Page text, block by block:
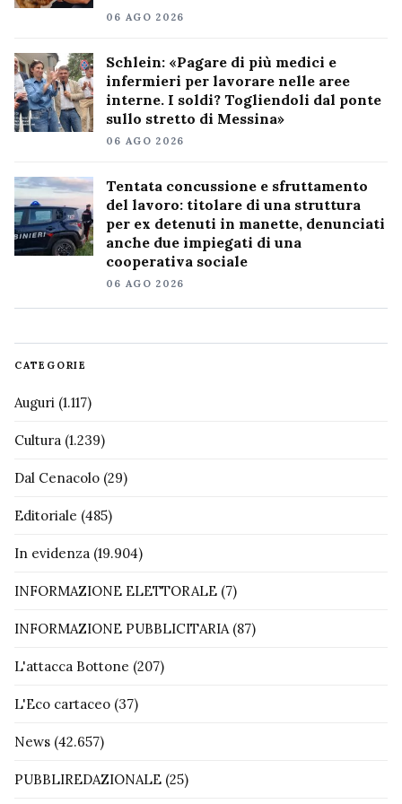
06 AGO 2026
Schlein: «Pagare di più medici e
infermieri per lavorare nelle aree
interne. I soldi? Togliendoli dal ponte
sullo stretto di Messina»
06 AGO 2026
Tentata concussione e sfruttamento
del lavoro: titolare di una struttura
per ex detenuti in manette, denunciati
anche due impiegati di una
cooperativa sociale
06 AGO 2026
CATEGORIE
Auguri (1.117)
Cultura (1.239)
Dal Cenacolo (29)
Editoriale (485)
In evidenza (19.904)
INFORMAZIONE ELETTORALE (7)
INFORMAZIONE PUBBLICITARIA(87)
L'attacca Bottone (207)
L'Eco cartaceo (37)
News (42.657)
PUBBLIREDAZIONALE (25)